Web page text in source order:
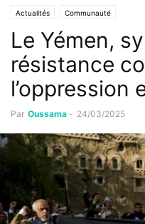
Actualités Communauté
Le Yémen,
résistance
l’oppression
Par Oussama - 24/03/2025